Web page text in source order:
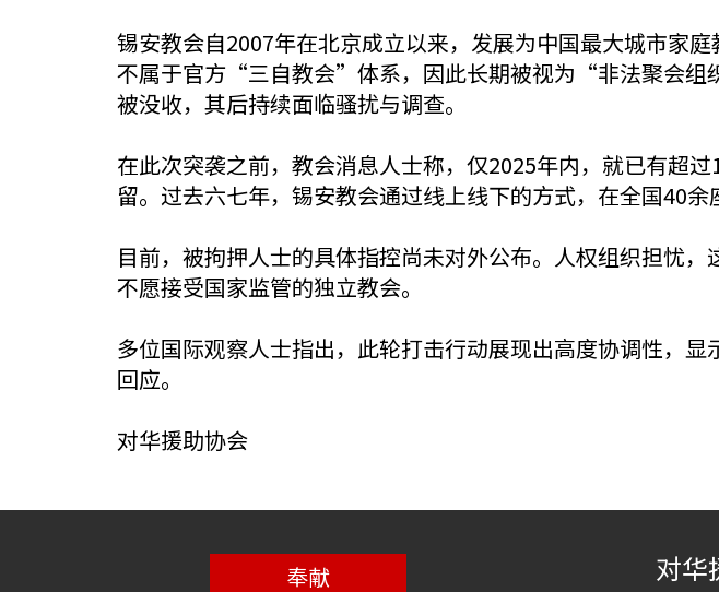
锡安教会自2007年在北京成立以来，发展为中国最大城市家
不属于官方“三自教会”体系，因此长期被视为“非法聚会组
被没收，其后持续面临骚扰与调查。
在此次突袭之前，教会消息人士称，仅2025年内，就已有超
留。过去六七年，锡安教会通过线上线下的方式，在全国40余
目前，被拘押人士的具体指控尚未对外公布。人权组织担忧
不愿接受国家监管的独立教会。
多位国际观察人士指出，此轮打击行动展现出高度协调性，
回应。
对华援助协会
奉献 对华